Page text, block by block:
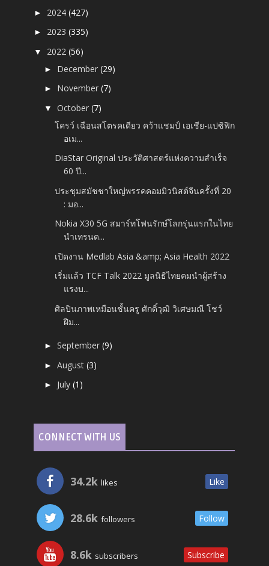
► 2024(427)
► 2023(335)
▼ 2022(56)
► December(29)
► November(7)
▼October(7)
โครว์ เฉือนสโตรคเดียว คว้าแชมป์ เอเชีย-แปซิฟิก
อเม...
DiaStar Original ประวัติศาสตร์แห่งความสำเร็จ
60 ปี...
ประชุมสมัชชาใหญ่พรรคคอมมิวนิสต์จีนครั้งที่ 20
: มอ...
Nokia X30 5G สมาร์ทโฟนรักษ์โลกรุ่นแรกในไทย
นำเทรนด...
เปิดงาน Medlab Asia &amp; Asia Health 2022
เริ่มแล้ว TCF Talk 2022 มูลนิธิไทยคมนำผู้สร้าง
แรงบ...
ศิลปินภาพเหมือนชั้นครู ศักดิ์วุฒิ วิเศษมณี โชว์
ฝีม...
►September(9)
►August(3)
► July(1)
CONNECT WITH US
34.2k likes Like
28.6k followers Follow
8.6k subscribers Subscribe